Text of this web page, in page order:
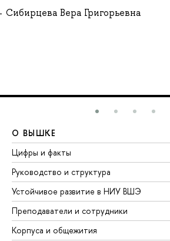
Сибирцева Вера Григорьевна
О ВЫШКЕ
Цифры и факты
Руководство и структура
Устойчивое развитие в НИУ ВШЭ
Преподаватели и сотрудники
Корпуса и общежития